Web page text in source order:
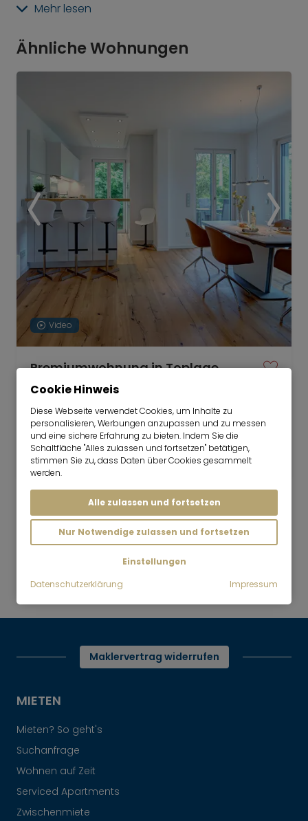
Umfeld und guter Infrastruktur.
Bitte beachten Sie:Diese 3-Zimmer Wohnung steht
nur maximal bis zum 31. Januar 2027 zur Verfügung
(Stand: 23. April 2026).
Mehr lesen
Ähnliche Wohnungen
Video
Premiumwohnung in Toplage
Nymphenburg
3 Zimmer
115 m²
München-Nymphenburg
4.200
€/Monat
Wohnen auf Zeit
Maklervertrag widerrufen
MIETEN
Mieten? So geht's
Suchanfrage
Wohnen auf Zeit
Serviced Apartments
Zwischenmiete
Cookie Hinweis
Diese Webseite verwendet Cookies, um Inhalte zu
personalisieren, Werbungen anzupassen und zu messen
und eine sichere Erfahrung zu bieten. Indem Sie die
Schaltfläche "Alles zulassen und fortsetzen" betätigen,
stimmen Sie zu, dass Daten über Cookies gesammelt
werden.
Alle zulassen und fortsetzen
Nur Notwendige zulassen und fortsetzen
Einstellungen
Datenschutzerklärung
Impressum